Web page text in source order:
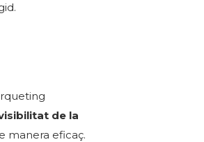
de la
manera eficaç.